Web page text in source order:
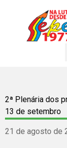
2ª Plenária dos
13 de setembro
21 de agosto de